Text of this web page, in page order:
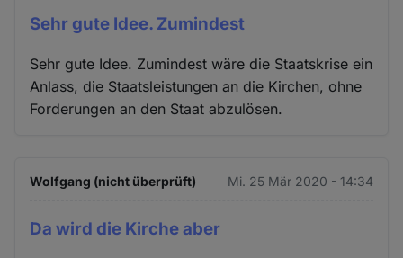
Sehr gute Idee. Zumindest
Sehr gute Idee. Zumindest wäre die Staatskrise ein
Anlass, die Staatsleistungen an die Kirchen, ohne
Forderungen an den Staat abzulösen.
Wolfgang (nicht überprüft) Mi. 25 Mär 2020 - 14:34
Da wird die Kirche aber